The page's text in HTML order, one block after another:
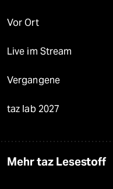
Vor Ort
Live im Stream
Vergangene
taz lab 2027
Mehr taz Lesestoff